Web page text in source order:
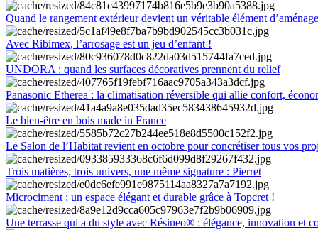
Quand le rangement extérieur devient un véritable élément
Avec Ribimex, l’arrosage est un jeu d’enfant !
UNDORA : quand les surfaces décoratives prennent du relief
Panasonic Etherea : la climatisation réversible qui allie confort,
Le bien-être en bois made in France
Le Salon de l’Habitat revient en octobre pour concrétiser tous vos
Trois matières, trois univers, une même signature : Pierret
Microciment : un espace élégant et durable grâce à Topcret !
Une terrasse qui a du style avec Résineo® : élégance, innovation et